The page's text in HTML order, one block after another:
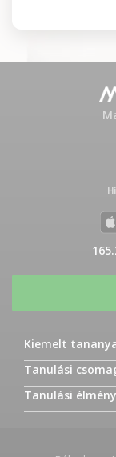
Kiemelt
Tanulási
Tanulási élmény